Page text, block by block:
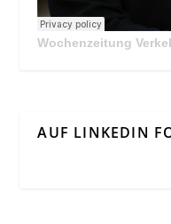
Wochenzeitung
AUF LINKEDIN